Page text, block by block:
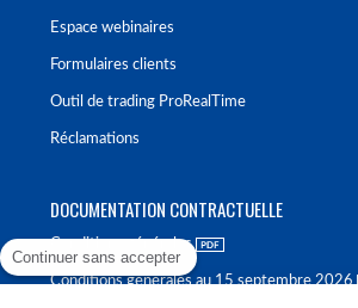
Espace webinaires
Formulaires clients
Outil de trading ProRealTime
Réclamations
DOCUMENTATION CONTRACTUELLE
Conditions générales
Conditions générales au 15 septembre 2026
Continuer sans accepter